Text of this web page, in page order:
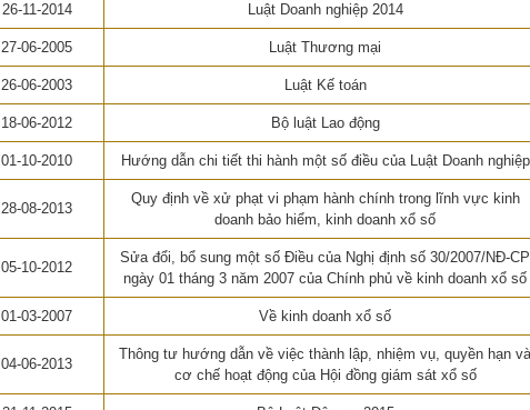
26-11-2014 Luật Doanh nghiệp 2014
27-06-2005 Luật Thương mại
26-06-2003 Luật Kế toán
18-06-2012 Bộ luật Lao động
01-10-2010 Hướng dẫn chi tiết thi hành một số điều của Luật Doanh nghiệp
28-08-2013
Quy định về xử phạt vi phạm hành chính trong lĩnh vực kinh
doanh bảo hiểm, kinh doanh xổ số
05-10-2012
Sửa đổi, bổ sung một số Điều của Nghị định số 30/2007/NĐ-CP
ngày 01 tháng 3 năm 2007 của Chính phủ về kinh doanh xổ số
01-03-2007 Về kinh doanh xổ số
04-06-2013
Thông tư hướng dẫn về việc thành lập, nhiệm vụ, quyền hạn và
cơ chế hoạt động của Hội đồng giám sát xổ số